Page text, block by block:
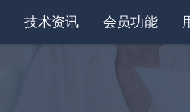
技术资讯 会员功能